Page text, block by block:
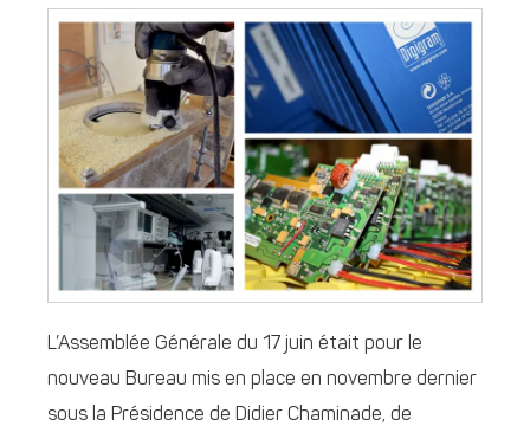
L’Assemblée Générale du 17 juin était pour le
nouveau Bureau mis en place en novembre dernier
sous la Présidence de Didier Chaminade, de